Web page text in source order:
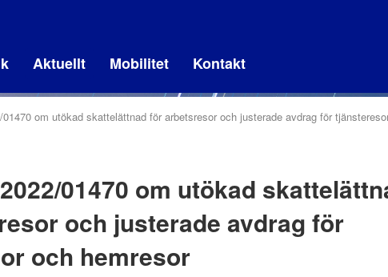
Aktuellt Mobilitet Kontakt
om utökad skattelättnad för arbetsresor och justerade avdrag för
01470 om utökad
och justerade avdrag för
och hemresor